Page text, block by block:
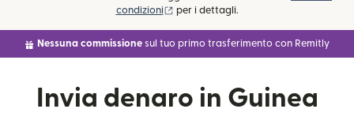
condizioni
(si apre in una nuova finestra)
per i dettagli.
Nessuna commissione sul tuo primo trasferimento con Remitly
Invia denaro in Guinea